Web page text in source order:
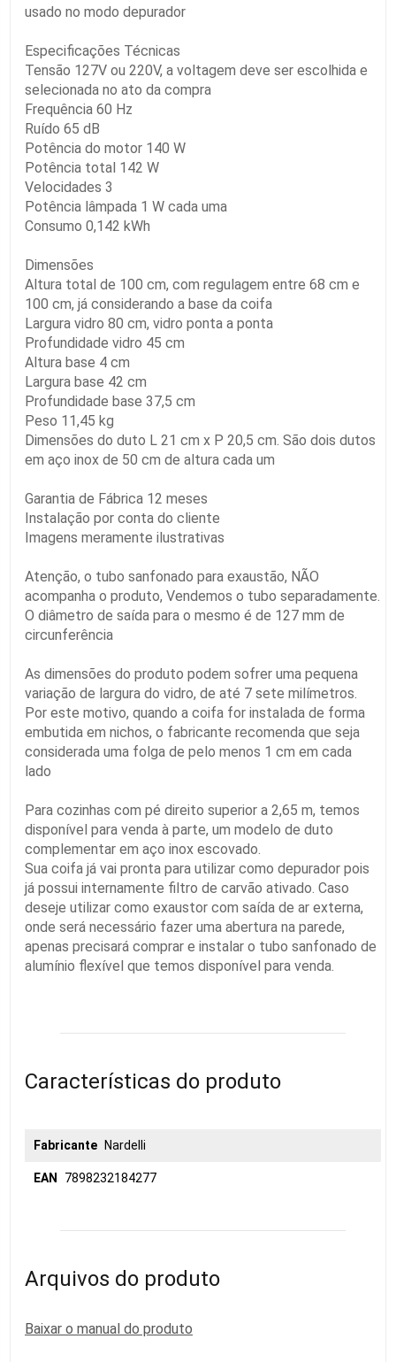
usado no modo depurador
Especificações Técnicas
Tensão 127V ou 220V, a voltagem deve ser escolhida e
selecionada no ato da compra
Frequência 60 Hz
Ruído 65 dB
Potência do motor 140 W
Potência total 142 W
Velocidades 3
Potência lâmpada 1 W cada uma
Consumo 0,142 kWh
Dimensões
Altura total de 100 cm, com regulagem entre 68 cm e
100 cm, já considerando a base da coifa
Largura vidro 80 cm, vidro ponta a ponta
Profundidade vidro 45 cm
Altura base 4 cm
Largura base 42 cm
Profundidade base 37,5 cm
Peso 11,45 kg
Dimensões do duto L 21 cm x P 20,5 cm. São dois dutos
em aço inox de 50 cm de altura cada um
Garantia de Fábrica 12 meses
Instalação por conta do cliente
Imagens meramente ilustrativas
Atenção, o tubo sanfonado para exaustão, NÃO
acompanha o produto, Vendemos o tubo separadamente.
O diâmetro de saída para o mesmo é de 127 mm de
circunferência
As dimensões do produto podem sofrer uma pequena
variação de largura do vidro, de até 7 sete milímetros.
Por este motivo, quando a coifa for instalada de forma
embutida em nichos, o fabricante recomenda que seja
considerada uma folga de pelo menos 1 cm em cada
lado
Para cozinhas com pé direito superior a 2,65 m, temos
disponível para venda à parte, um modelo de duto
complementar em aço inox escovado.
Sua coifa já vai pronta para utilizar como depurador pois
já possui internamente filtro de carvão ativado. Caso
deseje utilizar como exaustor com saída de ar externa,
onde será necessário fazer uma abertura na parede,
apenas precisará comprar e instalar o tubo sanfonado de
alumínio flexível que temos disponível para venda.
Características do produto
Fabricante Nardelli
EAN 7898232184277
Arquivos do produto
Baixar o manual do produto